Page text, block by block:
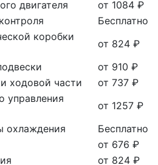
двигателя
от 1084 ₽
Бесплатно
коробки
от 824 ₽
от 910 ₽
ходовой части
от 737 ₽
управления
от 1257 ₽
охлаждения
Бесплатно
от 676 ₽
от 824 ₽